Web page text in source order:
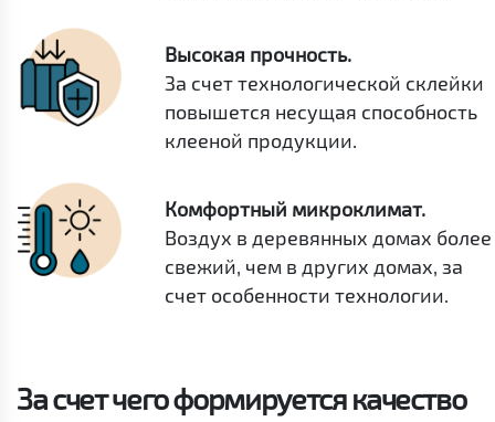
Высокая прочность.
За счет технологической склейки
повышется несущая способность
клееной продукции.
Комфортный микроклимат.
Воздух в деревянных домах более
свежий, чем в других домах, за
счет особенности технологии.
За счет чего формируется качество